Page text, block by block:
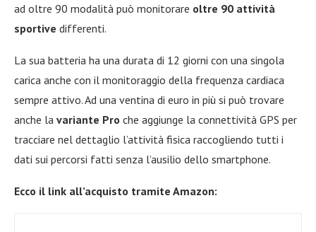
ad oltre 90 modalità può monitorare oltre 90 attività
sportive differenti.
La sua batteria ha una durata di 12 giorni con una singola
carica anche con il monitoraggio della frequenza cardiaca
sempre attivo. Ad una ventina di euro in più si può trovare
anche la variante Pro che aggiunge la connettività GPS per
tracciare nel dettaglio l’attività fisica raccogliendo tutti i
dati sui percorsi fatti senza l’ausilio dello smartphone.
Ecco il link all’acquisto tramite Amazon: